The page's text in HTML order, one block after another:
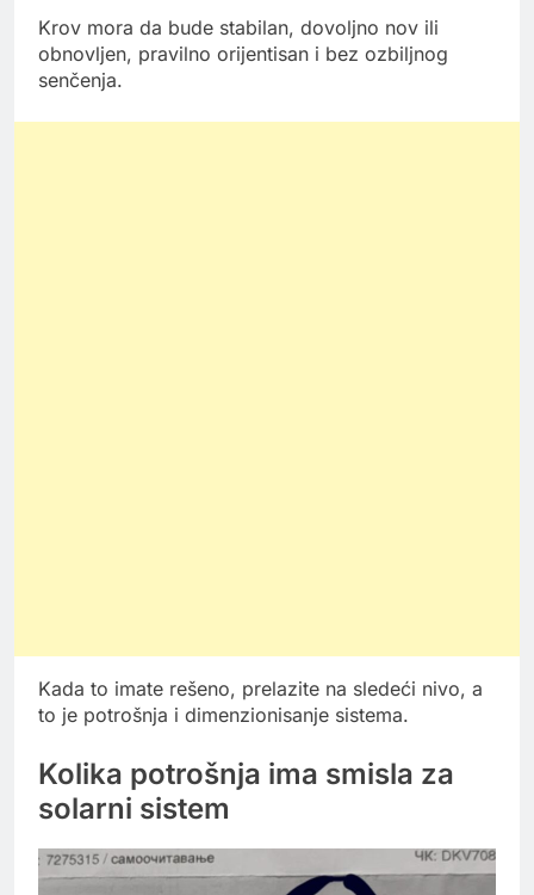
Krov mora da bude stabilan, dovoljno nov ili
obnovljen, pravilno orijentisan i bez ozbiljnog
senčenja.
Kada to imate rešeno, prelazite na sledeći nivo, a
to je potrošnja i dimenzionisanje sistema.
Kolika potrošnja ima smisla za
solarni sistem